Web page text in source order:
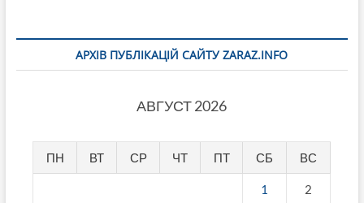
АРХІВ ПУБЛІКАЦІЙ САЙТУ ZARAZ.INFO
АВГУСТ 2026
ПН ВТ СР ЧТ ПТ СБ ВС
1 2